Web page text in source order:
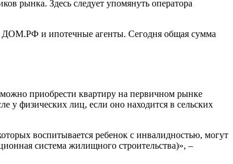
рынка. Здесь следует упомянуть оператора
ДОМ.РФ и ипотечные агенты. Сегодня общая сумма
приобрести квартиру на первичном рынке
у физических лиц, если оно находится в сельских
воспитывается ребенок с инвалидностью, могут
система жилищного строительства)», –